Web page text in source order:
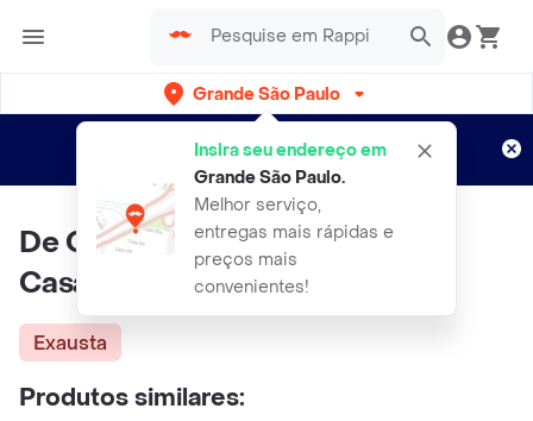
Grande São Paulo
Insira seu endereço em
Grande São Paulo.
Melhor serviço,
entregas mais rápidas e
preços mais
convenientes!
Entregas grátis por 15 dias!
Aplicam T&C
De Cecco Massa Italiana
Casareccia
Exausta
Produtos similares: